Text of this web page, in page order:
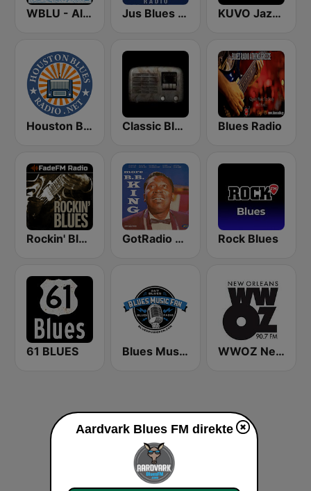
WBLU - All Blues Radio Jus Blues Radio KUVO Jazz 89.3 FM
Houston Blues Radio Classic Blues Radio Blues Radio
Rockin' Blues - FadeFM GotRadio - Bit O' Blues Rock Blues
61 BLUES Blues Music Fan Radio WWOZ New Orleans 90.7 FM
Aardvark Blues FM direkte